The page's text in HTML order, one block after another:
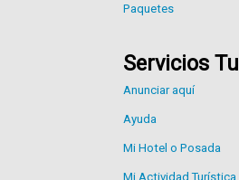
Paquetes
Servicios
Anunciar aquí
Ayuda
Mi Hotel o Posada
Mi Actividad Turística